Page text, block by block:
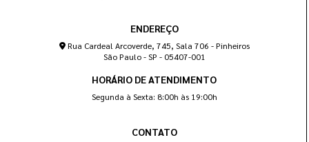
ENDEREÇO
Rua Cardeal Arcoverde, 745, Sala 706 - Pinheiros
São Paulo - SP - 05407-001
HORÁRIO DE ATENDIMENTO
Segunda à Sexta: 8:00h às 19:00h
CONTATO